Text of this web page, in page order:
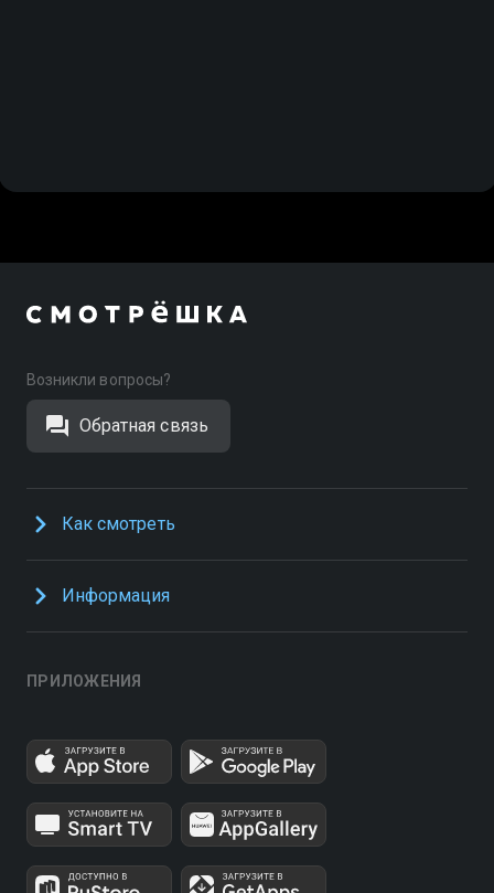
Возникли вопросы?
Обратная связь
Как смотреть
Информация
ПРИЛОЖЕНИЯ